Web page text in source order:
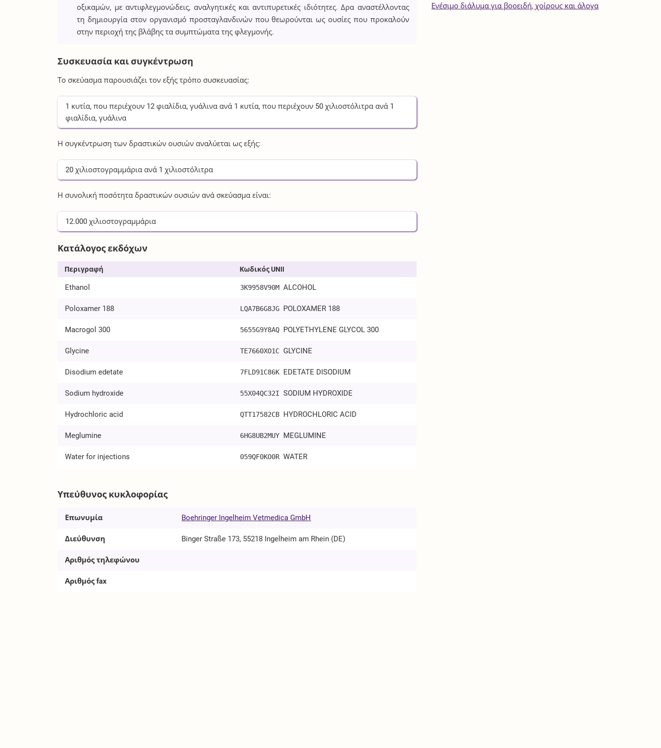
οξικαμών, με αντιφλεγμονώδεις, αναλγητικές και αντιπυρετικές ιδιότητες. Δρα αναστέλλοντας
τη δημιουργία στον οργανισμό προσταγλανδινών που θεωρούνται ως ουσίες που προκαλούν
στην περιοχή της βλάβης τα συμπτώματα της φλεγμονής.
Συσκευασία και συγκέντρωση
Το σκεύασμα παρουσιάζει τον εξής τρόπο συσκευασίας:
1 κυτία, που περιέχουν 12 φιαλίδια, γυάλινα ανά 1 κυτία, που περιέχουν 50 χιλιοστόλιτρα ανά 1
φιαλίδια, γυάλινα
Η συγκέντρωση των δραστικών ουσιών αναλύεται ως εξής:
20 χιλιοστογραμμάρια ανά 1 χιλιοστόλιτρα
Η συνολική ποσότητα δραστικών ουσιών ανά σκεύασμα είναι:
12.000 χιλιοστογραμμάρια
Κατάλογος εκδόχων
Περιγραφή Κωδικός UNII
Ethanol 3K9958V90M ALCOHOL
Poloxamer 188 LQA7B6G8JG POLOXAMER 188
Macrogol 300 5655G9Y8AQ POLYETHYLENE GLYCOL 300
Glycine TE7660XO1C GLYCINE
Disodium edetate 7FLD91C86K EDETATE DISODIUM
Sodium hydroxide 55X04QC32I SODIUM HYDROXIDE
Hydrochloric acid QTT17582CB HYDROCHLORIC ACID
Meglumine 6HG8UB2MUY MEGLUMINE
Water for injections 059QF0KO0R WATER
Ενέσιμο διάλυμα για βοοειδή, χοίρους και άλογα
Υπεύθυνος κυκλοφορίας
Επωνυμία Boehringer Ingelheim Vetmedica GmbH
Διεύθυνση Binger Straße 173, 55218 Ingelheim am Rhein (DE)
Αριθμός τηλεφώνου
Αριθμός fax